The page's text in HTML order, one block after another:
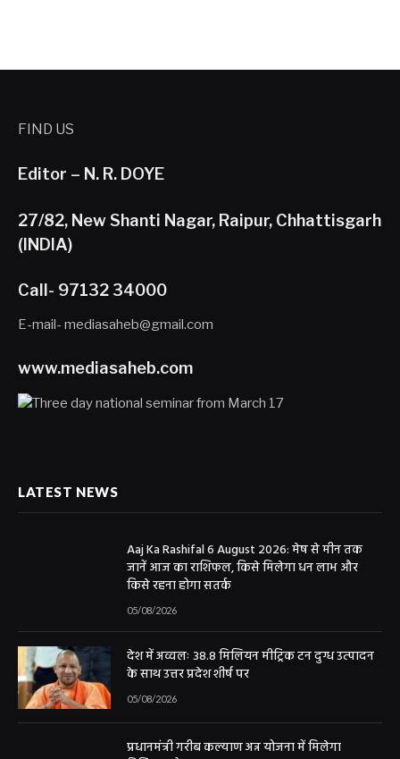
FIND US
Editor – N. R. DOYE
27/82, New Shanti Nagar, Raipur, Chhattisgarh
(INDIA)
Call- 97132 34000
E-mail- mediasaheb@gmail.com
www.mediasaheb.com
LATEST NEWS
Aaj Ka Rashifal 6 August 2026: मेष से मीन तक
जानें आज का राशिफल, किसे मिलेगा धन लाभ और
किसे रहना होगा सतर्क
05/08/2026
देश में अव्वलः 38.8 मिलियन मीट्रिक टन दुग्ध उत्पादन
के साथ उत्तर प्रदेश शीर्ष पर
05/08/2026
प्रधानमंत्री गरीब कल्याण अन्न योजना में मिलेगा